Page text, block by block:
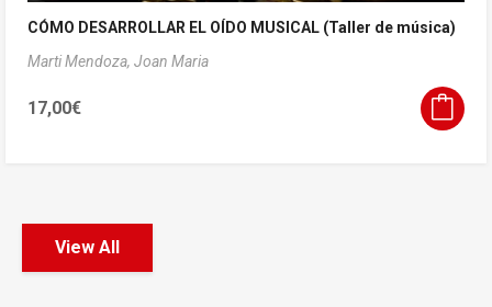
CÓMO DESARROLLAR EL OÍDO MUSICAL (Taller de música)
Marti Mendoza, Joan Maria
17,00€
View All